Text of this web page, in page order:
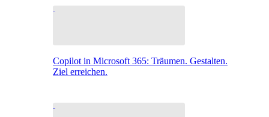
Copilot in Microsoft 365: Träumen. Gestalten.
Ziel erreichen.